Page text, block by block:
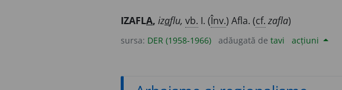
IZAFLA, izaflu, vb. I. (Înv.) Afla. (cf. zafla)
sursa: DER (1958-1966) adăugată de tavi acțiuni